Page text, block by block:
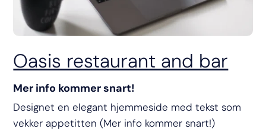
Oasis restaurant and bar
Mer info kommer snart!
Designet en elegant hjemmeside med tekst som
vekker appetitten (Mer info kommer snart!)